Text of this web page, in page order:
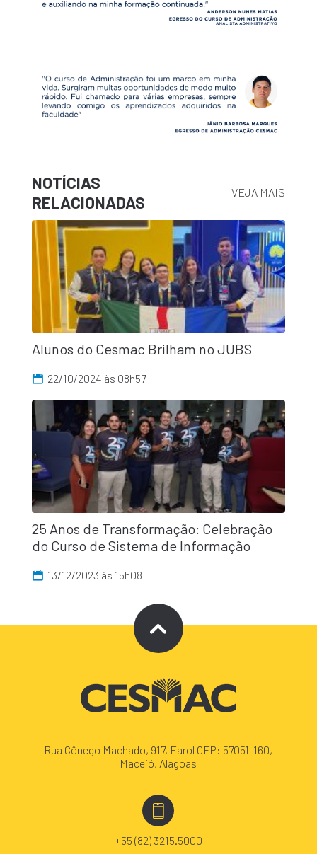
NOTÍCIAS
RELACIONADAS
VEJA MAIS
Alunos do Cesmac Brilham no JUBS
22/10/2024 às 08h57
25 Anos de Transformação: Celebração
do Curso de Sistema de Informação
13/12/2023 às 15h08
Rua Cônego Machado, 917, Farol CEP: 57051-160,
Maceió, Alagoas
+55 (82) 3215.5000